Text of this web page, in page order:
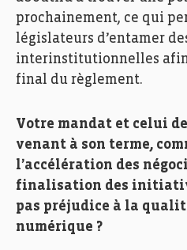
prochainement, ce qui
législateurs d’entamer
interinstitutionnelles afin
final du règlement.
Votre mandat et celui
venant à son terme,
l’accélération des
finalisation des
pas préjudice à la
numérique ?